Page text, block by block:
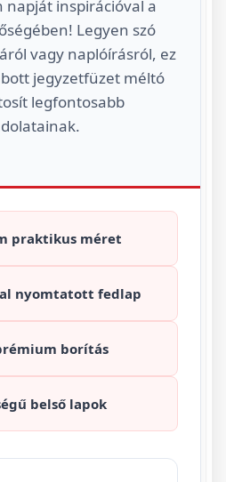
napját inspirációval a
Legyen szó
vagy naplóírásról, ez
jegyzetfüzet méltó
legfontosabb
praktikus méret
nyomtatott fedlap
borítás
belső lapok